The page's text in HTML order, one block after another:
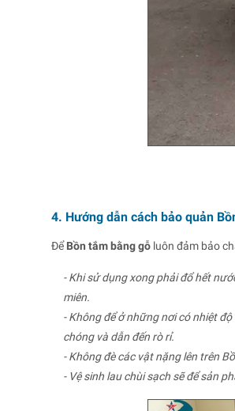
4. Hướng dẫn cách bảo quản
ĐểBồn tắm bằng gỗluôn đảm bảo
- Khi sử dụng xong phải đổ hết
miên.
- Không để ở những nơi có nhiệt
chóng và dẫn đến rò rỉ.
- Không đè các vật nặng lên trên
- Vệ sinh lau chùi sạch sẽ để sản